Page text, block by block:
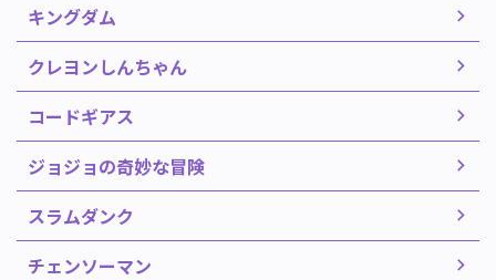
キングダム
クレヨンしんちゃん
コードギアス
ジョジョの奇妙な冒険
スラムダンク
チェンソーマン